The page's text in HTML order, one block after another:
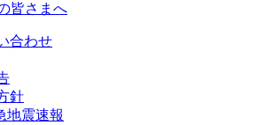
皆さまへ
合わせ
針
地震速報